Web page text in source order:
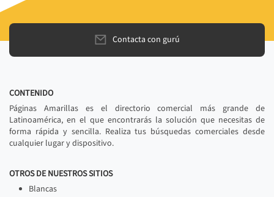
Contacta con gurú
CONTENIDO
Páginas Amarillas es el directorio comercial más grande de
Latinoamérica, en el que encontrarás la solución que necesitas de
forma rápida y sencilla. Realiza tus búsquedas comerciales desde
cualquier lugar y dispositivo.
OTROS DE NUESTROS SITIOS
Blancas